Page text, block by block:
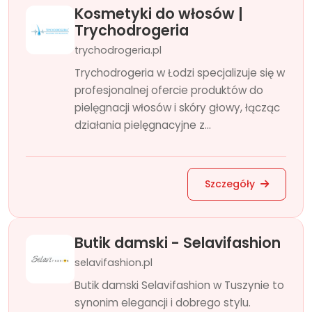
Kosmetyki do włosów |
Trychodrogeria
trychodrogeria.pl
Trychodrogeria w Łodzi specjalizuje się w
profesjonalnej ofercie produktów do
pielęgnacji włosów i skóry głowy, łącząc
działania pielęgnacyjne z...
Szczegóły
Butik damski - Selavifashion
selavifashion.pl
Butik damski Selavifashion w Tuszynie to
synonim elegancji i dobrego stylu.